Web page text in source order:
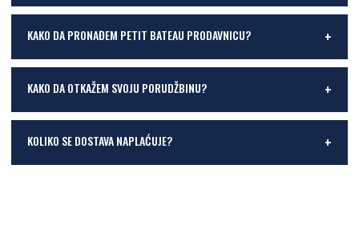
KAKO DA PRONAĐEM PETIT BATEAU PRODAVNICU?
KAKO DA OTKAŽEM SVOJU PORUDŽBINU?
KOLIKO SE DOSTAVA NAPLAĆUJE?